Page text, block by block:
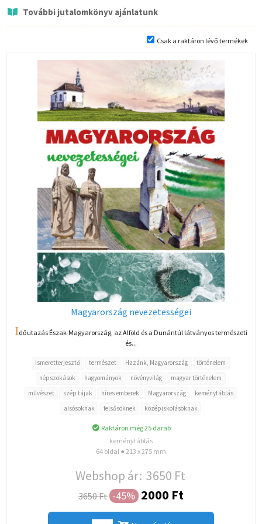
További jutalomkönyv ajánlatunk
Csak a raktáron lévő termékek
Magyarország nevezetességei
Időutazás Észak-Magyarország, az Alföld és a Dunántúl látványos természeti
és...
Ismeretterjesztő természet Hazánk, Magyarország
történelem
népszokások
hagyományok növényvilág
magyar történelem
művészet
szép tájak híres emberek Magyarország
keménytáblás
alsósoknak
felsősöknek középiskolásoknak
Raktáron még 25 darab
keménytáblás
64 oldal ● 213 x 275 mm
Webshop ár: 3650 Ft
3650 Ft -45% 2000 Ft